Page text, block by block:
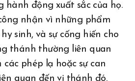
hành động xuất sắc của họ.
nhận vì những phẩm
sinh, và sự cống hiến cho
thánh thường liên quan
các phép lạ hoặc sự can
quan đến vị thánh đó.